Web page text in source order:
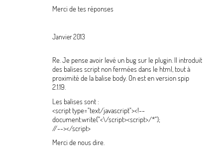
Merci de tes réponses
Janvier 2013
Re. Je pense avoir levé un bug sur le plugin. Il introduit
des balises script non fermées dans le html, tout à
proximité de la balise body. On est en version spip
2.1.19.
Les balises sont :
<script type="text/javascript"><!--
document.write("<\/script><script>/*");
//--></script>
Merci de nous dire.